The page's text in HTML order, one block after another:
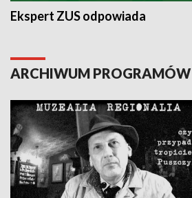
Ekspert ZUS odpowiada
ARCHIWUM PROGRAMÓW